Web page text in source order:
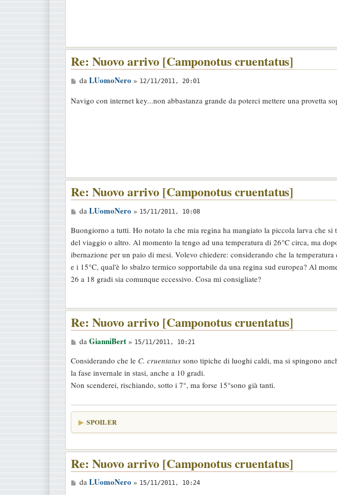
Re: Nuovo arrivo [Camponotus cruentatus]
M
s
o
da LUomoNero » 12/11/2011, 20:01
Navigo con internet key...non abbastanza grande da poterci mettere una provetta
Re: Nuovo arrivo [Camponotus cruentatus]
M
s
s
a
g
g
o
da LUomoNero » 15/11/2011, 10:08
Buongiorno a tutti. Ho notato la che mia regina ha mangiato la piccola larva che si
del viaggio o altro. Al momento la tengo ad una temperatura di 26°C circa, ma
ibernazione per un paio di mesi. Volevo chiedere: considerando che la
e i 15°C, qual'è lo sbalzo termico sopportabile da una regina sud europea? Al
26 a 18 gradi sia comunque eccessivo. Cosa mi consigliate?
Re: Nuovo arrivo [Camponotus cruentatus]
M
s
s
a
g
i
da GianniBert» 15/11/2011, 10:21
Considerando che le C. cruentatus sono tipiche di luoghi caldi, ma si spingono
la fase invernale in stasi, anche a 10 gradi.
Non scenderei, rischiando, sotto i 7°, ma forse 15°sono già tanti.
SPOILER
Re: Nuovo arrivo [Camponotus cruentatus]
M
da LUomoNero » 15/11/2011, 10:24